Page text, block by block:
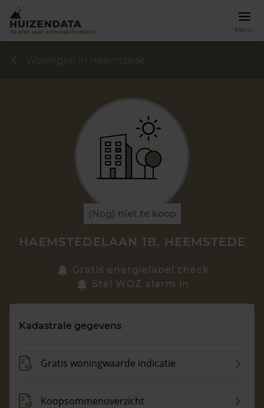
Menu
Zoek een woning
Maandag t/m vrijdag - 08:00 -18:00
Woningen in Heemstede
(Nog) niet te koop
HAEMSTEDELAAN 1B, HEEMSTEDE
Gratis energielabel check
Stel WOZ alarm in
Kadastrale gegevens
Gratis woningwaarde indicatie
Koopsommenoverzicht